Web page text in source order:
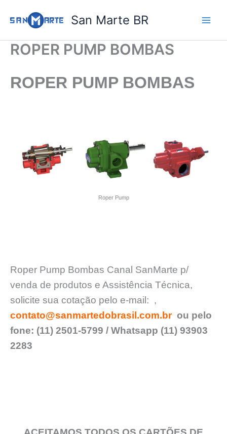
para
conteúdo
San Marte BR
ROPER PUMP BOMBAS
ROPER PUMP BOMBAS
Roper Pump
Roper Pump Bombas Canal SanMarte p/
venda de produtos e Assistência Técnica,
solicite sua cotação pelo e-mail: ,
contato@sanmartedobrasil.com.br ou pelo
fone: (11) 2501-5799 / Whatsapp (11) 93903
2283